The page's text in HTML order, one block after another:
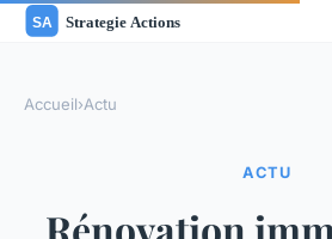
Accueil›Actu
ACTU